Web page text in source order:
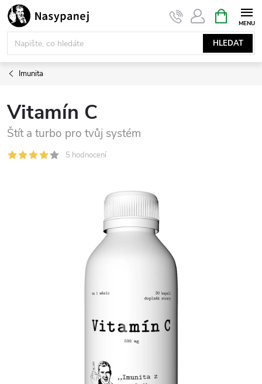
Přejít
na
obsah
HLEDAT
NÁKUPNÍ
KOŠÍK
Imunita
Vitamín C
Štít a turbo pro tvůj systém
5 hodnocení